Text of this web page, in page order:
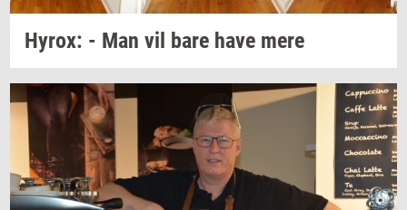
Hyrox: - Man vil bare have mere